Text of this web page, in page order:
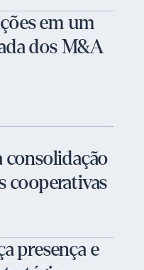
em um
dos M&A
consolidação
cooperativas
presença e